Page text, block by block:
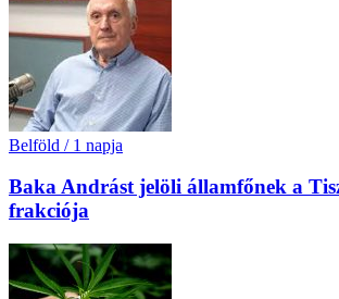
Belföld / 1 napja
Baka Andrást jelöli államfőnek a
frakciója